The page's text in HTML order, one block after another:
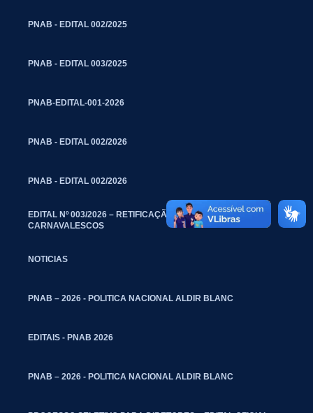
PNAB - EDITAL 002/2025
PNAB - EDITAL 003/2025
PNAB-EDITAL-001-2026
PNAB - EDITAL 002/2026
PNAB - EDITAL 002/2026
EDITAL Nº 003/2026 – RETIFICAÇÃO – BLOCOS
CARNAVALESCOS
NOTICIAS
PNAB – 2026 - POLITICA NACIONAL ALDIR BLANC
EDITAIS - PNAB 2026
PNAB – 2026 - POLITICA NACIONAL ALDIR BLANC